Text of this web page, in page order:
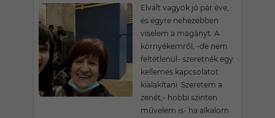
Elvált vagyok jó pár éve,
és egyre nehezebben
viselem a magányt. A
környékemről, -de nem
feltétlenül- szeretnék egy
kellemes kapcsolatot
kialakítani. Szeretem a
zenét,- hobbi szinten
művelem is- ha alkalom